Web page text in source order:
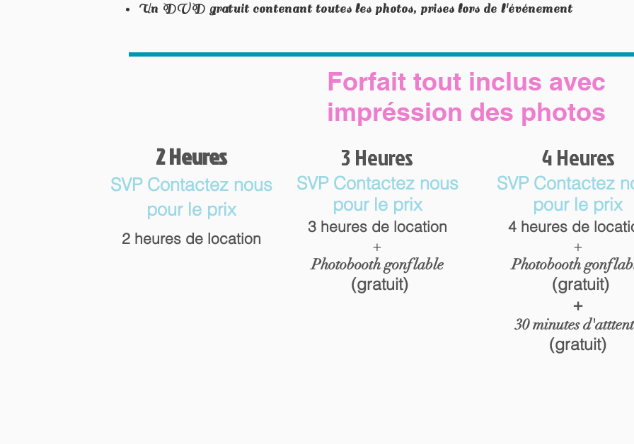
Un DVD gratuit contenant toutes les photos, prises lors de l'événement
Forfait tout inclus avec
impréssion des photos
2 Heures
SVP Contactez nous
pour le prix
2 heures de location
3 Heures
SVP Contactez nous
pour le prix
3 heures de location
+
Photobooth gonflable
(gratuit)
4 Heures
SVP Contactez
pour le prix
4 heures de
+
Photobooth
(gratuit)
+
30 minutes
(gratuit)